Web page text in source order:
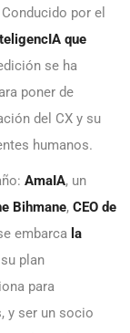
Conducido por el
que
se ha
poner de
del CX y su
humanos.
AmaIA, un
Bihmane, CEO de
embarca la
plan
para
y ser un socio